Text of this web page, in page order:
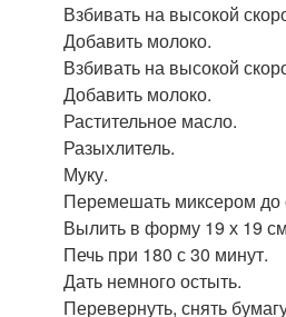
Взбивать на высокой
Добавить молоко.
Взбивать на высокой
Добавить молоко.
Растительное масло.
Разыхлитель.
Муку.
Перемешать миксером до
Вылить в форму 19 х 19
Печь при 180 с 30 минут.
Дать немного остыть.
Перевернуть, снять